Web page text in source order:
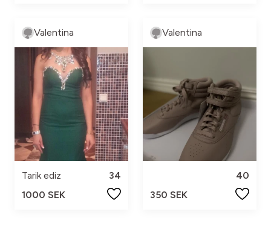
Valentina
Tarik ediz
34
1000 SEK
Valentina
40
350 SEK